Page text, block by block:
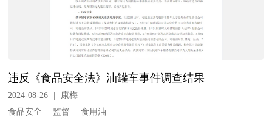
违反《食品安全法》油罐车事件调查结果
2024-08-26
康梅
食品安全
监督 食用油